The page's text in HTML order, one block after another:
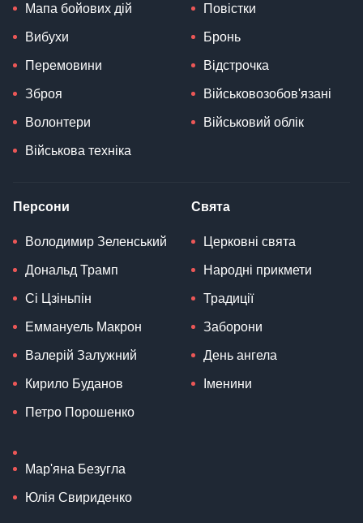
Мапа бойових дій
Вибухи
Перемовини
Зброя
Волонтери
Військова техніка
Повістки
Бронь
Відстрочка
Військовозобов'язані
Військовий облік
Персони
Володимир Зеленський
Дональд Трамп
Сі Цзіньпін
Еммануель Макрон
Валерій Залужний
Кирило Буданов
Петро Порошенко
Мар'яна Безугла
Юлія Свириденко
Свята
Церковні свята
Народні прикмети
Традиції
Заборони
День ангела
Іменини